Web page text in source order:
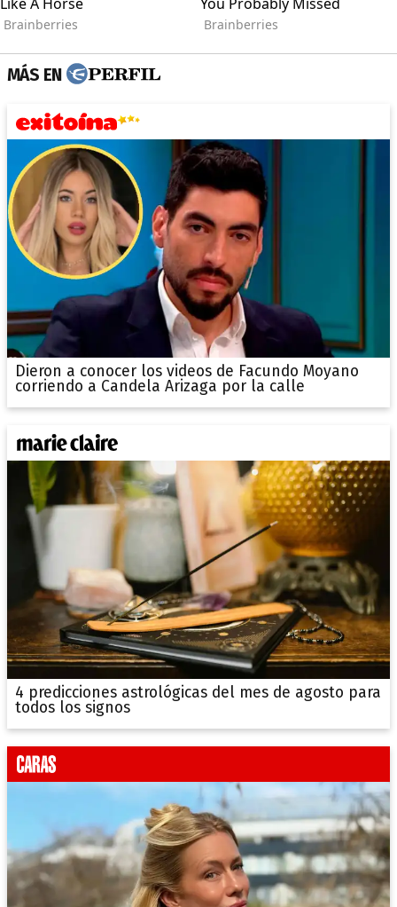
MÁS EN
Dieron a conocer los videos de Facundo Moyano
corriendo a Candela Arizaga por la calle
4 predicciones astrológicas del mes de agosto para
todos los signos